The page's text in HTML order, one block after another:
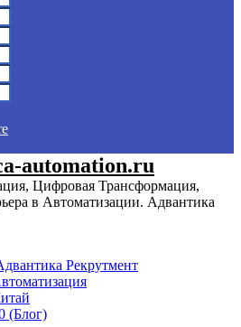
Цифровая Трансформация,
в Автоматизации. Адвантика
Рекрутмент
(Блог)